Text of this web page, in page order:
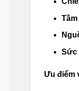
Sức
Ưu điểm